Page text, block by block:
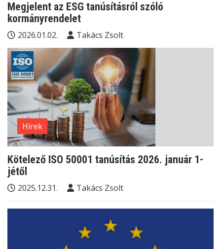
Megjelent az ESG tanúsításról szóló
kormányrendelet
2026.01.02. Takács Zsolt
Hírek
Kötelező ISO 50001 tanúsítás 2026. január 1-
jétől
2025.12.31. Takács Zsolt